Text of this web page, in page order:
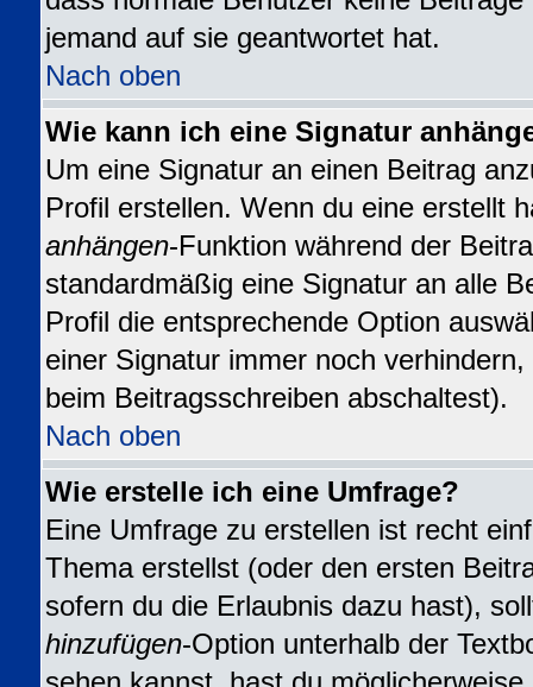
jemand auf sie geantwortet hat.
Nach oben
Wie kann ich eine Signatur
Um eine Signatur an einen Beitrag
Profil erstellen. Wenn du eine erstellt
anhängen-Funktion während der
standardmäßig eine Signatur an alle
Profil die entsprechende Option
einer Signatur immer noch
beim Beitragsschreiben abschaltest).
Nach oben
Wie erstelle ich eine Umfrage?
Eine Umfrage zu erstellen ist recht
Thema erstellst (oder den ersten
sofern du die Erlaubnis dazu hast),
hinzufügen-Option unterhalb der